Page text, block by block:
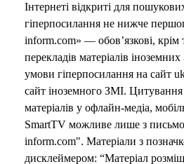
Інтернеті відкриті для
гіперпосилання не нижче
inform.com» — обов’язкові, крім
перекладів матеріалів
умови гіперпосилання на сайт
сайт іноземного ЗМІ. Цитування
матеріалів у офлайн-медіа,
SmartTV можливе лише з
inform.com". Матеріали з
дисклеймером: “Матеріал